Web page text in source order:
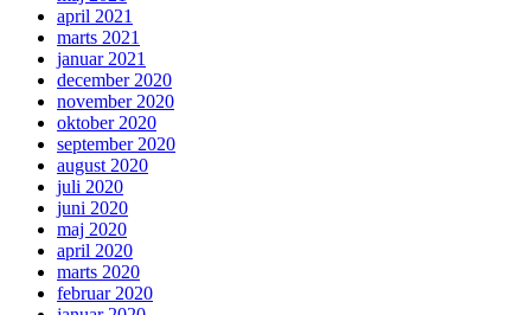
april 2021
marts 2021
januar 2021
december 2020
november 2020
oktober 2020
september 2020
august 2020
juli 2020
juni 2020
maj 2020
april 2020
marts 2020
februar 2020